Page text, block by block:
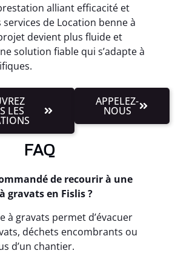
alliant efficacité et
services de Location benne à
devient plus fluide et
solution fiable qui s’adapte à
LES
APPELEZ-
NOUS
FAQ
de recourir à une
gravats en Fislis ?
à gravats permet d’évacuer
déchets encombrants ou
d’un chantier.